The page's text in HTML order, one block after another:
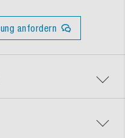
anfordern